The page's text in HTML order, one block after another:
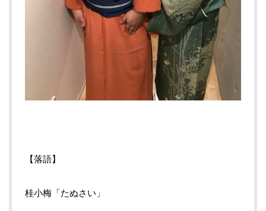
【落語】
桂小梅「たぬさい」